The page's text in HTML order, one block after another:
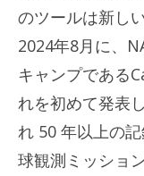
のツールは新し
2024年8月に、
キャンプである
れを初めて発表
れ 50 年以上の
球観測ミッショ